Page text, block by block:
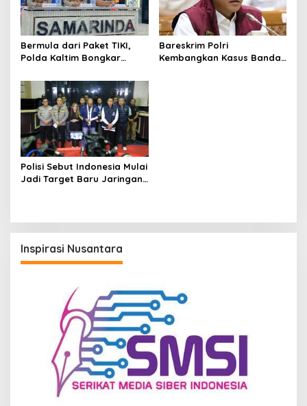
Bermula dari Paket TIKI,
Polda Kaltim Bongkar
Libatkan Kasat Resnarkoba
Kukar
Bareskrim Polri
Kembangkan Kasus Bandar
Polisi Sebut Indonesia Mulai
Jadi Target Baru Jaringan
Inspirasi Nusantara